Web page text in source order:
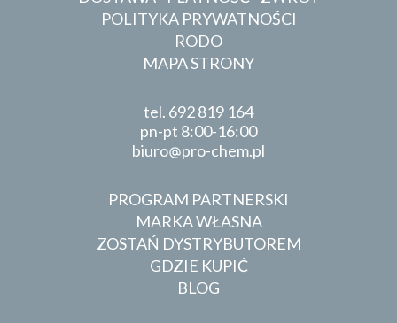
POLITYKA PRYWATNOŚCI
RODO
MAPA STRONY
tel. 692 819 164
pn-pt 8:00-16:00
biuro
pro-chem.pl
PROGRAM PARTNERSKI
MARKA WŁASNA
ZOSTAŃ DYSTRYBUTOREM
GDZIE KUPIĆ
BLOG